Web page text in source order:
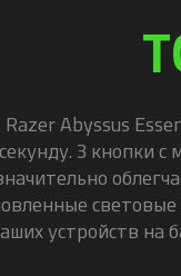
Abyssus
3 кнопки
устройств на